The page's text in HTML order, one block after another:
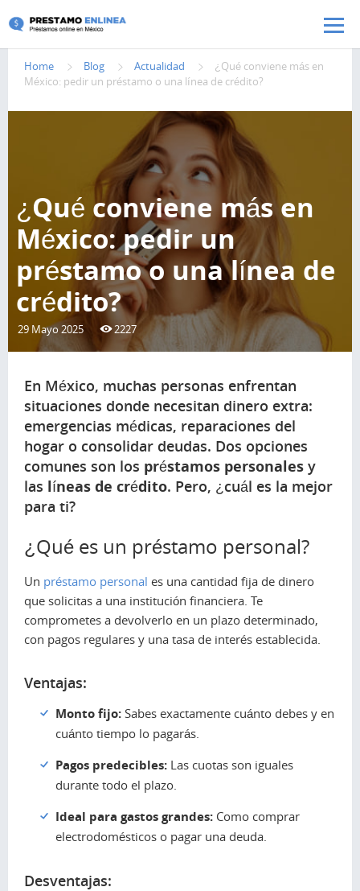
Pasar al contenido principal
Home Blog Actualidad
¿Qué conviene más en
México: pedir un préstamo o una línea de crédito?
¿Qué conviene más en
México: pedir un
préstamo o una línea de
crédito?
29 Mayo 2025 2227
En México, muchas personas enfrentan
situaciones donde necesitan dinero extra:
emergencias médicas, reparaciones del
hogar o consolidar deudas. Dos opciones
comunes son los préstamos personales y
las líneas de crédito. Pero, ¿cuál es la mejor
para ti?
¿Qué es un préstamo personal?
Un préstamo personal es una cantidad fija de dinero
que solicitas a una institución financiera. Te
comprometes a devolverlo en un plazo determinado,
con pagos regulares y una tasa de interés establecida.
Ventajas:
Monto fijo: Sabes exactamente cuánto debes y en
cuánto tiempo lo pagarás.
Pagos predecibles: Las cuotas son iguales
durante todo el plazo.
Ideal para gastos grandes: Como comprar
electrodomésticos o pagar una deuda.
Desventajas: